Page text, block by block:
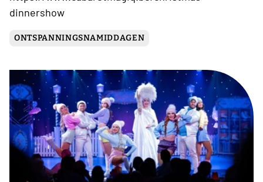
dinnershow
ONTSPANNINGSNAMIDDAGEN